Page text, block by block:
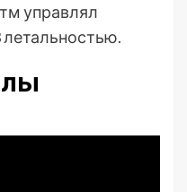
управлял
летальностью.